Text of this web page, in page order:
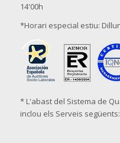
14'00h
*Horari especial estiu:
* L'abast del Sistema de
inclou els Serveis